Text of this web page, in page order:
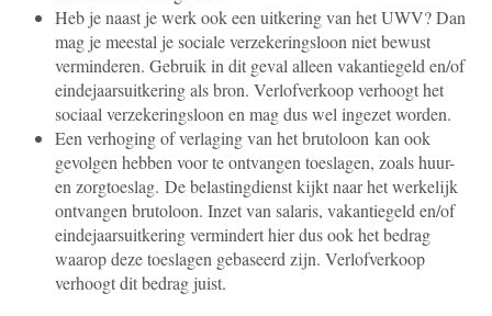
Heb je naast je werk ook een uitkering van het UWV? Dan
mag je meestal jesociale verzekeringsloon niet bewust
verminderen. Gebruik in dit geval alleen vakantiegeld en/of
eindejaarsuitkering als bron. Verlofverkoop verhoogt het
sociaal verzekeringsloon en mag dus wel ingezet worden.
Een verhoging of verlaging van het brutoloon kan ook
gevolgen hebben voor te ontvangen toeslagen, zoals huur-
en zorgtoeslag. De belastingdienst kijkt naar het werkelijk
ontvangen brutoloon. Inzet van salaris, vakantiegeld en/of
eindejaarsuitkering vermindert hier dus ook het bedrag
waarop deze toeslagen gebaseerd zijn. Verlofverkoop
verhoogt dit bedrag juist.